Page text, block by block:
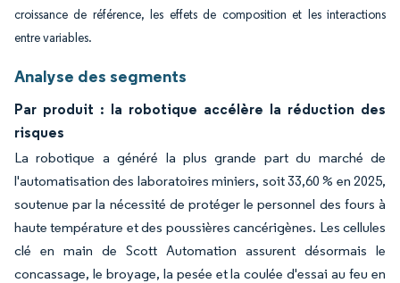
croissance de référence, les effets de composition et les interactions
entre variables.
Analyse des segments
Par produit : la robotique accélère la réduction des
risques
La robotique a généré la plus grande part du marché de
l'automatisation des laboratoires miniers, soit 33,60 % en 2025,
soutenue par la nécessité de protéger le personnel des fours à
haute température et des poussières cancérigènes. Les cellules
clé en main de Scott Automation assurent désormais le
concassage, le broyage, la pesée et la coulée d'essai au feu en